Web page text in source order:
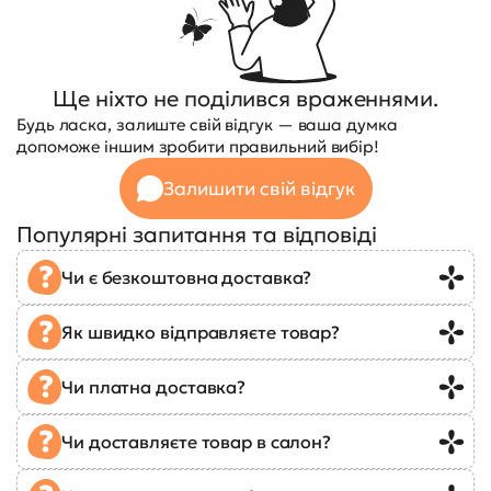
Ще ніхто не поділився враженнями.
Будь ласка, залиште свій відгук — ваша думка
допоможе іншим зробити правильний вибір!
Залишити свій відгук
Популярні запитання та відповіді
Чи є безкоштовна доставка?
Як швидко відправляєте товар?
Чи платна доставка?
Чи доставляєте товар в салон?